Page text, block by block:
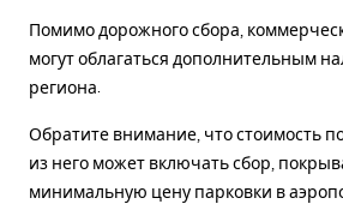
Помимо дорожного сбора,
могут облагаться дополнительным
региона.
Обратите внимание, что стоимость
из него может включать сбор,
минимальную цену парковки в